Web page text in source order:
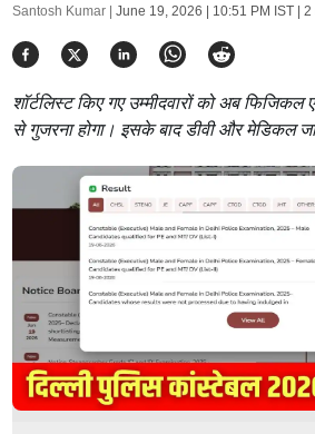
Santosh Kumar | June 19, 2026 | 10:51 PM IST| 2
शॉर्टलिस्ट किए गए उम्मीदवारों को अब
से गुजरना होगा। इसके बाद डीवी और मेडिकल